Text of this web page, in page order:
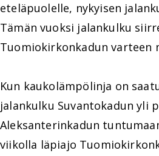
eteläpuolelle, nykyisen
Tämän vuoksi jalankulku
Tuomiokirkonkadun varteen
Kun kaukolämpölinja on
jalankulku Suvantokadun yli
Aleksanterinkadun
viikolla läpiajo